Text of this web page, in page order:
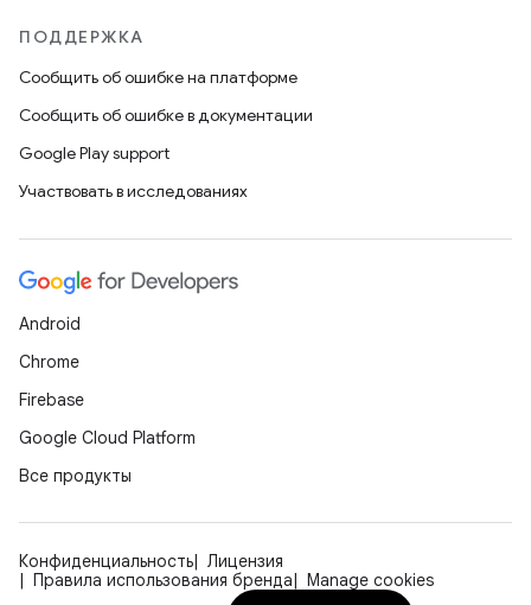
ПОДДЕРЖКА
Сообщить об ошибке на платформе
Сообщить об ошибке в документации
Google Play support
Участвовать в исследованиях
Android
Chrome
Firebase
Google Cloud Platform
Все продукты
Конфиденциальность
Лицензия
Правила использования бренда
Manage cookies